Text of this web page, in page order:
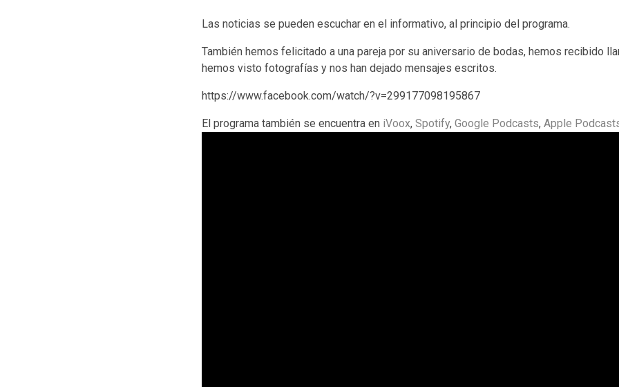
Las noticias se pueden escuchar en el informativo, al principio del programa.
También hemos felicitado a una pareja por su aniversario de bodas, hemos recibido
hemos visto fotografías y nos han dejado mensajes escritos.
https://www.facebook.com/watch/?v=299177098195867
El programa también se encuentra en iVoox, Spotify, Google Podcasts, Apple